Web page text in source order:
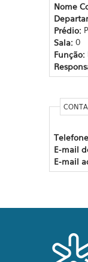
Nome
Prédio:
Sala: 0
Função:
E-mail
E-mail